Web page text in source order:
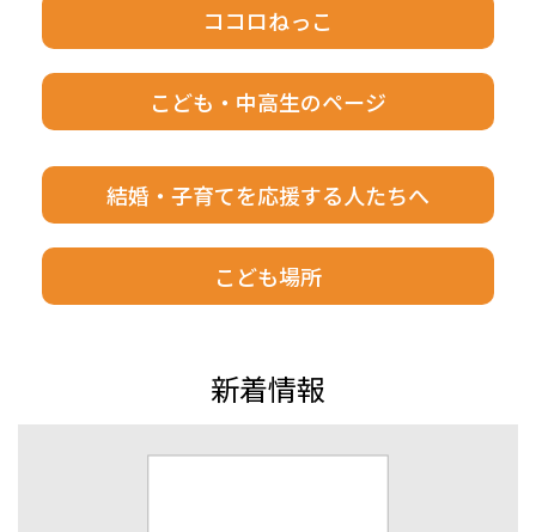
ココロねっこ
こども・中高生のページ
結婚・子育てを応援する人たちへ
こども場所
新着情報